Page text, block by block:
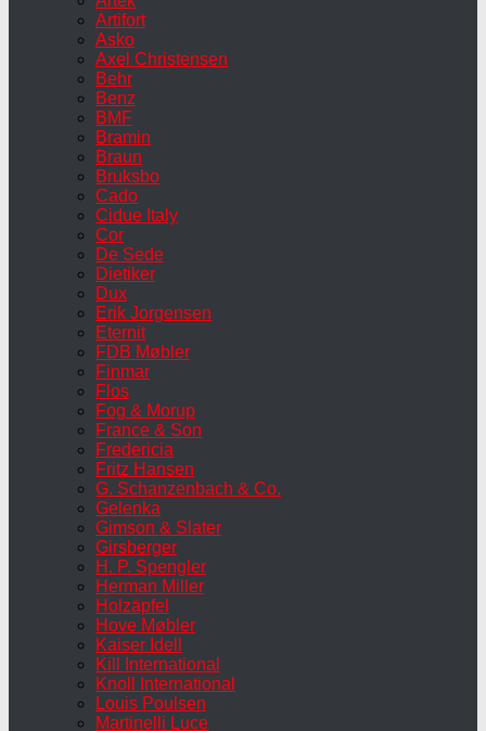
Artifort
Asko
Axel Christensen
Behr
Benz
BMF
Bramin
Braun
Bruksbo
Cado
Cidue Italy
Cor
De Sede
Dietiker
Dux
Erik Jorgensen
Eternit
FDB Møbler
Finmar
Flos
Fog & Morup
France & Son
Fredericia
Fritz Hansen
G. Schanzenbach & Co.
Gelenka
Gimson & Slater
Girsberger
H. P. Spengler
Herman Miller
Holzäpfel
Hove Møbler
Kaiser Idell
Kill International
Knoll International
Louis Poulsen
Martinelli Luce